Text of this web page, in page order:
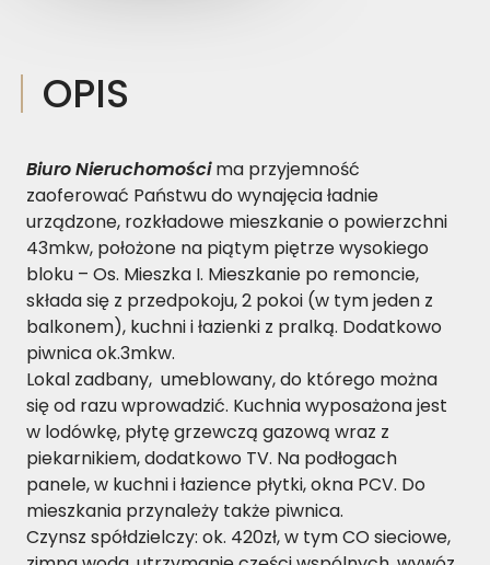
OPIS
Biuro Nieruchomościma przyjemność
zaoferować Państwu do wynajęcia ładnie
urządzone, rozkładowe mieszkanie o powierzchni
43mkw, położone na piątym piętrze wysokiego
bloku – Os. Mieszka I. Mieszkanie po remoncie,
składa się z przedpokoju, 2 pokoi (w tym jeden z
balkonem), kuchni i łazienki z pralką. Dodatkowo
piwnica ok.3mkw.
Lokal zadbany, umeblowany, do którego można
się od razu wprowadzić. Kuchnia wyposażona jest
w lodówkę, płytę grzewczą gazową wraz z
piekarnikiem, dodatkowo TV. Na podłogach
panele, w kuchni i łazience płytki, okna PCV. Do
mieszkania przynależy także piwnica.
Czynsz spółdzielczy: ok. 420zł, w tym CO sieciowe,